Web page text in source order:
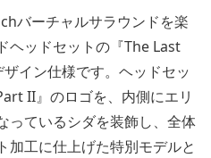
バーチャルサラウンドを楽
ヘッドセットの『The Last
イン仕様です。ヘッドセッ
II』のロゴを、内側にエリ
っているシダを装飾し、全体
加工に仕上げた特別モデルと